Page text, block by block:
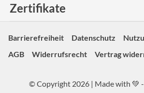
Zertifikate
Barrierefreiheit Datenschutz
AGB
Widerrufsrecht Vertrag
© Copyright 2026 | Made with 💚 -